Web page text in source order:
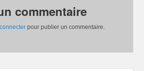
commentaire
pour publier un commentaire.